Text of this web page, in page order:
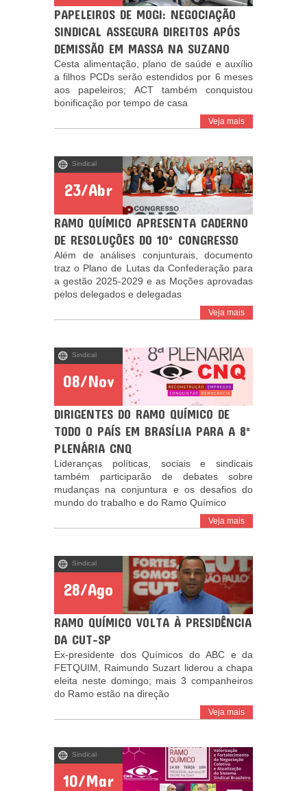
PAPELEIROS DE MOGI: NEGOCIAÇÃO
SINDICAL ASSEGURA DIREITOS APÓS
DEMISSÃO EM MASSA NA SUZANO
Cesta alimentação, plano de saúde e auxílio
a filhos PCDs serão estendidos por 6 meses
aos papeleiros; ACT também conquistou
bonificação por tempo de casa
Veja mais
Sindical
23/Abr
RAMO QUÍMICO APRESENTA CADERNO
DE RESOLUÇÕES DO 10º CONGRESSO
Além de análises conjunturais, documento
traz o Plano de Lutas da Confederação para
a gestão 2025-2029 e as Moções aprovadas
pelos delegados e delegadas
Veja mais
Sindical
08/Nov
DIRIGENTES DO RAMO QUÍMICO DE
TODO O PAÍS EM BRASÍLIA PARA A 8ª
PLENÁRIA CNQ
Lideranças políticas, sociais e sindicais
também participarão de debates sobre
mudanças na conjuntura e os desafios do
mundo do trabalho e do Ramo Químico
Veja mais
Sindical
28/Ago
RAMO QUÍMICO VOLTA À PRESIDÊNCIA
DA CUT-SP
Ex-presidente dos Químicos do ABC e da
FETQUIM, Raimundo Suzart liderou a chapa
eleita neste domingo; mais 3 companheiros
do Ramo estão na direção
Veja mais
Sindical
10/Mar